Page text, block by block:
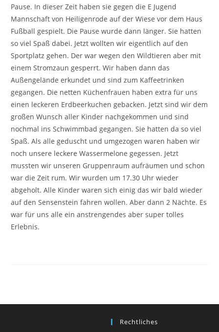
Pause. In dieser Zeit haben sie gegen die E Jugend
Mannschaft von Heiligenrode auf der Wiese vor dem Haus
Fußball gespielt. Die Pause wurde dann länger. Sie hatten
so viel Spaß dabei. Jetzt wollten wir eigentlich auf den
Sportplatz gehen. Der war wegen den Wildtieren aber mit
einem Stromzaun gesperrt. Wir haben dann das
Außengelände erkundet und sind zum Kaffeetrinken
gegangen. Die netten Küchenfrauen haben extra für uns
einen leckeren Erdbeerkuchen gebacken. Jetzt sind wir dem
großen Wunsch aller Kinder nachgekommen und sind
nochmal ins Schwimmbad gegangen. Sie hatten da so viel
Spaß. Als alle geduscht und umgezogen waren haben wir
noch unsere leckere Wassermelone gegessen. Jetzt
mussten wir unseren Gruppenraum aufräumen und schon
war die Zeit rum. Wir wurden um 17.30 Uhr wieder
abgeholt. Alle Kinder waren sich einig das wir bald wieder
auf den Sensenstein fahren wollen. Aber dann 2 Nächte. Es
war für uns alle ein anstrengendes aber super tolles
Erlebnis.
Rechtliches